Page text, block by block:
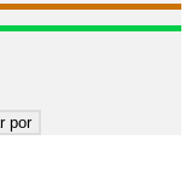
por